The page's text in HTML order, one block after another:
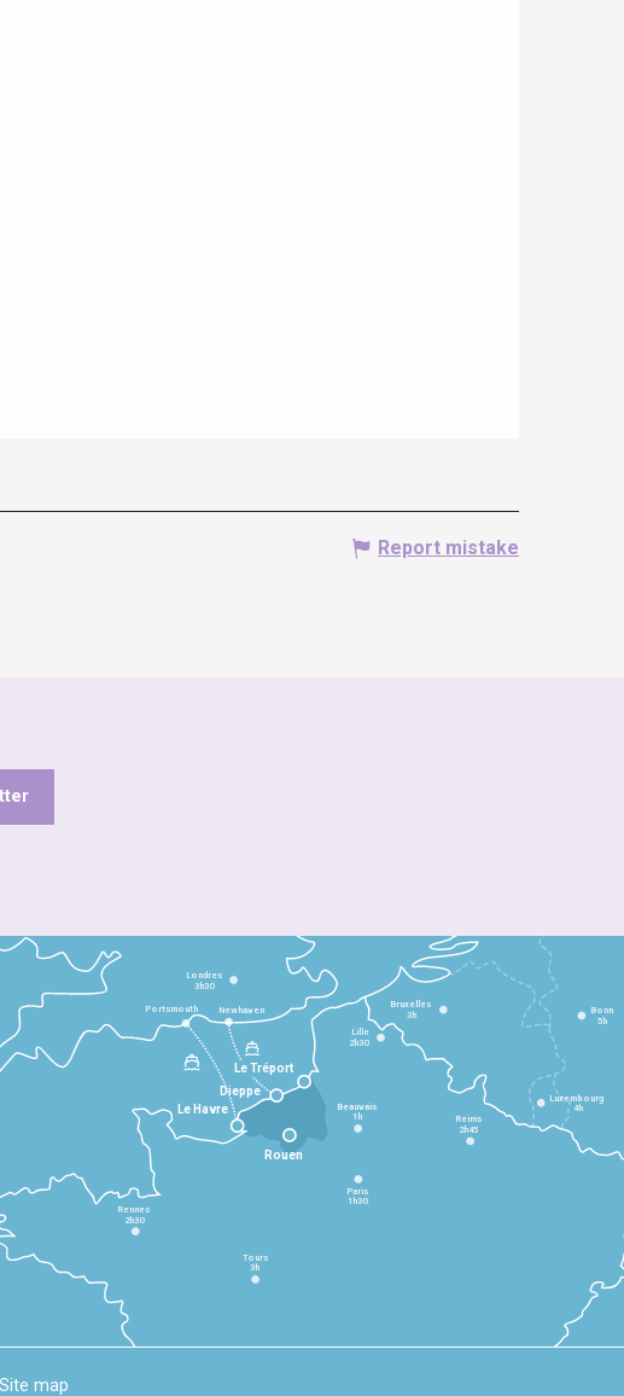
Report mistake
Le Havre
Dieppe
Le Tréport
Rennes
2h30
Tours
3h
Paris
1h30
Beauvais
1h Reims
2h45
Lille
2h30
Bruxelles
3h
Londres
3h30
Newhaven
Portsmouth Bonn
5h
Luxembourg
4h
Rouen
Site map